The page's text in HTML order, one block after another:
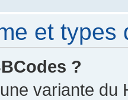
et types
?
variante du